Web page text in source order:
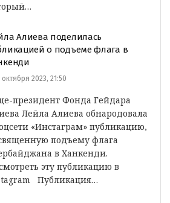
Алиева поделилась
о подъеме флага в
октября 2023, 21:50
президент Фонда Гейдара
Лейла Алиева обнародовала
«Инстаграм» публикацию,
подъему флага
в Ханкенди.
эту публикацию в
Публикация…